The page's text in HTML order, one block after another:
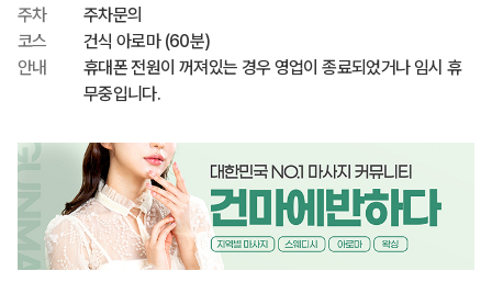
주차
주차문의
코스
건식 아로마 (60분)
안내
휴대폰 전원이 꺼져있는 경우 영업이 종료되었거나 임시 휴
무중입니다.